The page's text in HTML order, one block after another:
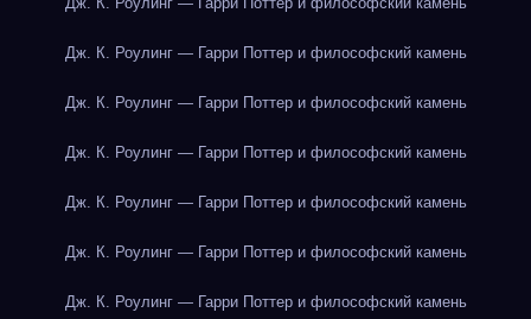
Дж. К. Роулинг — Гарри Поттер и философский камень
Дж. К. Роулинг — Гарри Поттер и философский камень
Дж. К. Роулинг — Гарри Поттер и философский камень
Дж. К. Роулинг — Гарри Поттер и философский камень
Дж. К. Роулинг — Гарри Поттер и философский камень
Дж. К. Роулинг — Гарри Поттер и философский камень